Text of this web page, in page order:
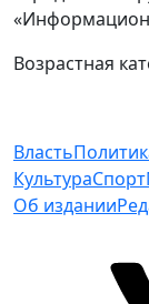
Возрастная
Власть
КультураСпорт
Об издании